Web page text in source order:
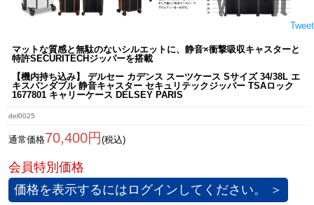
Tweet
マットな質感と無駄のないシルエットに、静音×衝撃吸収キャスターと
特許SECURITECHジッパーを搭載
【機内持ち込み】 デルセー カデンス スーツケース Sサイズ 34/38L エ
キスパンダブル 静音キャスター セキュリテックジッパー TSAロック
1677801 キャリーケース DELSEY PARIS
del0025
通常価格70,400円 (税込)
価格を表示するにはログインしてください。 ＞